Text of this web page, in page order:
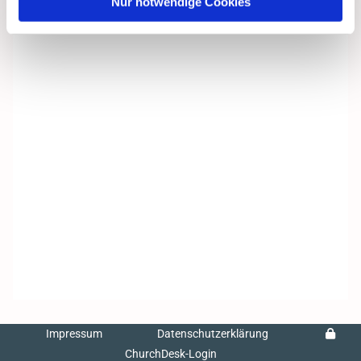
Impressum
Datenschutzerklärung
ChurchDesk-Login